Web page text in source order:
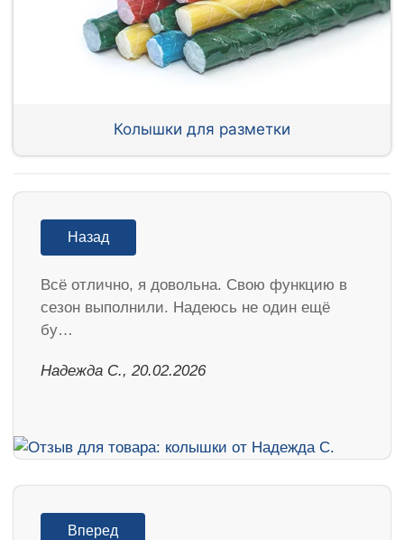
Колышки для разметки
Назад
Всё отлично, я довольна. Свою функцию в
сезон выполнили. Надеюсь не один ещё
бу…
Надежда С., 20.02.2026
Вперед